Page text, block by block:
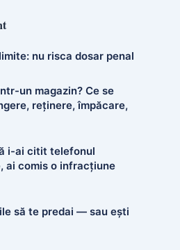
nu risca dosar penal
un magazin? Ce se
reținere, împăcare,
i-ai citit telefonul
ai comis o infracțiune
să te predai — sau ești